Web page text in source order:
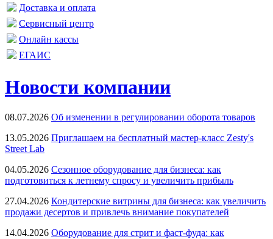
Доставка и оплата
Сервисный центр
Онлайн кассы
ЕГАИС
Новости компании
08.07.2026 Об изменении в регулировании оборота товаров
13.05.2026 Приглашаем на бесплатный мастер-класс Zesty's
Street Lab
04.05.2026 Сезонное оборудование для бизнеса: как
подготовиться к летнему спросу и увеличить прибыль
27.04.2026 Кондитерские витрины для бизнеса: как увеличить
продажи десертов и привлечь внимание покупателей
14.04.2026 Оборудование для стрит и фаст-фуда: как